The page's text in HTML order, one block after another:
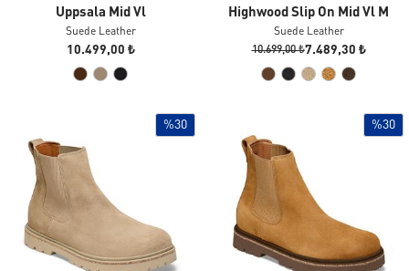
Uppsala Mid Vl
Suede Leather
10.499,00 ₺
Highwood Slip On Mid Vl M
Suede Leather
10.699,00 ₺7.489,30 ₺
%30 %30